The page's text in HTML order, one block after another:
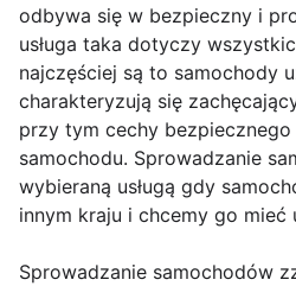
odbywa się w bezpieczny i
usługa taka dotyczy
najczęściej są to samochody
charakteryzują się
przy tym cechy
samochodu. Sprowadzanie
wybieraną usługą gdy
innym kraju i chcemy go mieć
Sprowadzanie samochodów